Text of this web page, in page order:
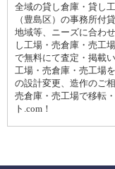
全域の貸し倉庫・貸し
（豊島区）の事務所付
地域等、ニーズに合わ
し工場・売倉庫・売工
で無料にて査定・掲載
工場・売倉庫・売工場
の設計変更、造作のご
売倉庫・売工場で移転
ト.com！